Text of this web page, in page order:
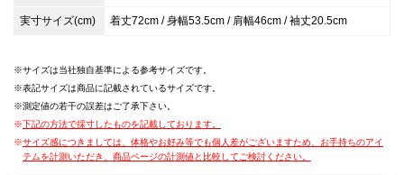
実寸サイズ(cm) 着丈72cm / 身幅53.5cm / 肩幅46cm / 袖丈20.5cm
サイズは当社独自基準による参考サイズです。
表記サイズは商品に記載されているサイズです。
測定値の若干の誤差はご了承下さい。
下記の方法で採寸したものを記載しております。
サイズ感につきましては、体格やお好み等でも個人差がございますため、お手持ちのアイ
テムを計測いただき、商品ページの計測値と比較してご検討ください。